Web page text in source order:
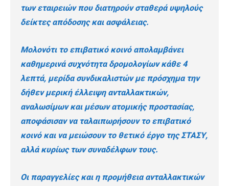
των εταιρειών που διατηρούν σταθερά υψηλούς
δείκτες απόδοσης και ασφάλειας.
Μολονότι το επιβατικό κοινό απολαμβάνει
καθημερινά συχνότητα δρομολογίων κάθε 4
λεπτά, μερίδα συνδικαλιστών με πρόσχημα την
δήθεν μερική έλλειψη ανταλλακτικών,
αναλωσίμων και μέσων ατομικής προστασίας,
αποφάσισαν να ταλαιπωρήσουν το επιβατικό
κοινό και να μειώσουν το θετικό έργο της ΣΤΑΣΥ,
αλλά κυρίως των συναδέλφων τους.
Οι παραγγελίες και η προμήθεια ανταλλακτικών